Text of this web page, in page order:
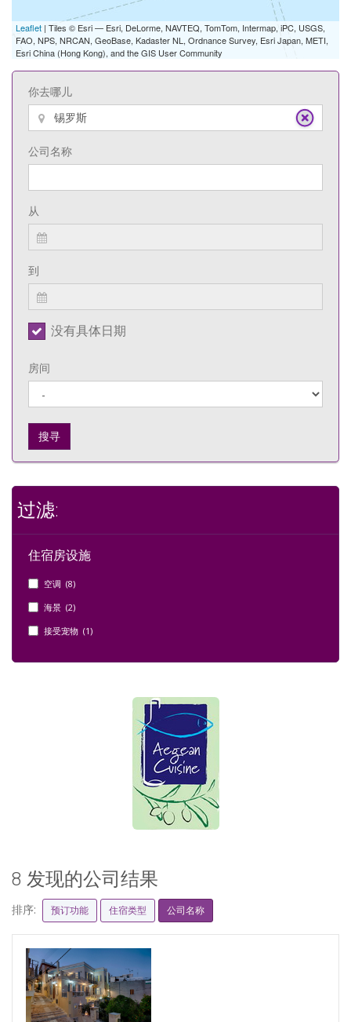
Leaflet | Tiles © Esri — Esri, DeLorme, NAVTEQ, TomTom, Intermap, iPC, USGS,
FAO, NPS, NRCAN, GeoBase, Kadaster NL, Ordnance Survey, Esri Japan, METI,
Esri China (Hong Kong), and the GIS User Community
你去哪儿
公司名称
从
到
没有具体日期
房间
搜寻
过滤:
住宿房设施
空调 (8)
海景 (2)
接受宠物 (1)
8 发现的公司结果
排序: 预订功能 住宿类型 公司名称